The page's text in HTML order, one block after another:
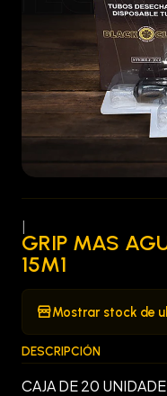
GRIP MAS
15M1
Mostrar stock de
DESCRIPCIÓN
CAJA DE 20